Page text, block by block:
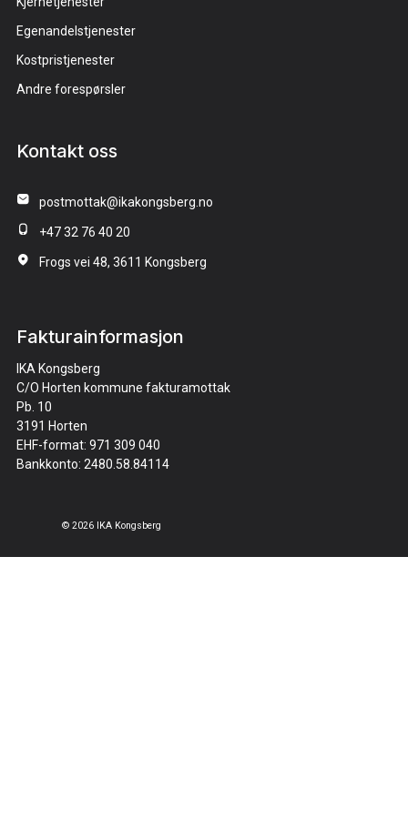
Egenandelstjenester
Kostpristjenester
Andre forespørsler
Kontakt oss
postmottak@ikakongsberg.no
+47 32 76 40 20
Frogs vei 48, 3611 Kongsberg
Fakturainformasjon
IKA Kongsberg
C/O Horten kommune fakturamottak
Pb. 10
3191 Horten
EHF-format: 971 309 040
Bankkonto: 2480.58.84114
© 2026 IKA Kongsberg